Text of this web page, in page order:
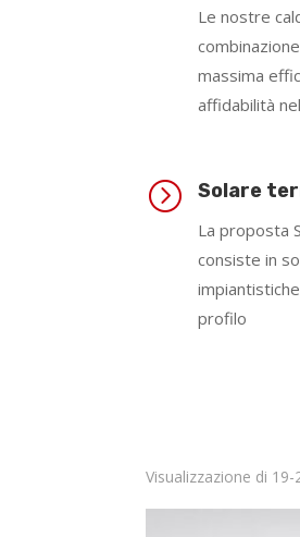
Le nostre
massima
affidabilità
= Solare
La proposta
consiste in
profilo
Visualizzazione di